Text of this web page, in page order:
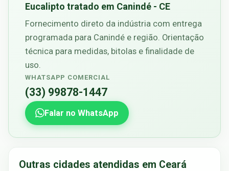
Eucalipto tratado em Canindé - CE
Fornecimento direto da indústria com entrega
programada para Canindé e região. Orientação
técnica para medidas, bitolas e finalidade de
uso.
WHATSAPP COMERCIAL
(33) 99878-1447
Falar no WhatsApp
Outras cidades atendidas em Ceará